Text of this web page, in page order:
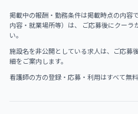
掲載中の報酬・勤務条件は掲載時点の内容
内容・就業場所等）は、 ご応募後にクー
い。
施設名を非公開としている求人は、ご応募
細をご案内します。
看護師の方の登録・応募・利用はすべて無料